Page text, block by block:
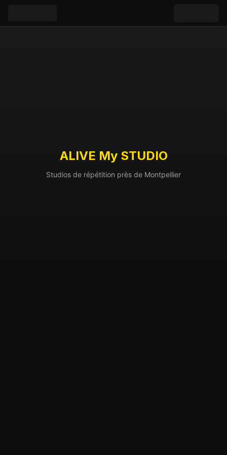
ALIVE My STUDIO
Studios de répétition près de Montpellier